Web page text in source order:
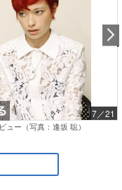
7／21
ー（写真：逢坂 聡）